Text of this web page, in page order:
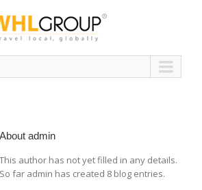
About admin
This author has not yet filled in any details.
So far admin has created 8 blog entries.